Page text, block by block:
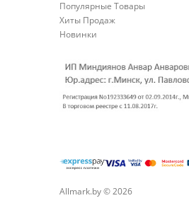
Популярные Товары
Хиты Продаж
Новинки
Allmark.by © 2026